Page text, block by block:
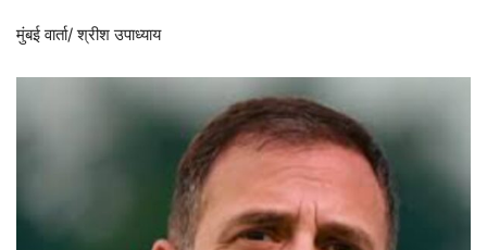
मुंबई वार्ता/ श्रीश उपाध्याय